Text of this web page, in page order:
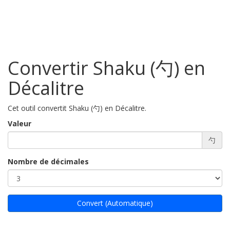
Convertir Shaku (勺) en
Décalitre
Cet outil convertit Shaku (勺) en Décalitre.
Valeur
勺
Nombre de décimales
Convert (Automatique)